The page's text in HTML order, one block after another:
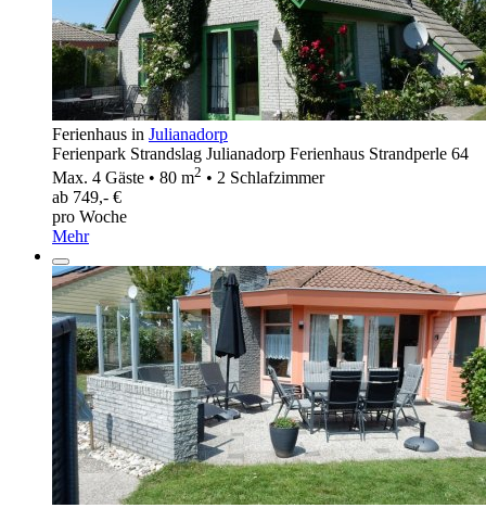
Ferienhaus in Julianadorp
Ferienpark Strandslag Julianadorp Ferienhaus Strandperle 64
Max. 4 Gäste • 80 m2 • 2 Schlafzimmer
ab 749,- €
pro Woche
Mehr